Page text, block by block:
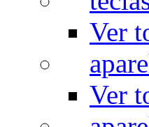
Ver
Ver